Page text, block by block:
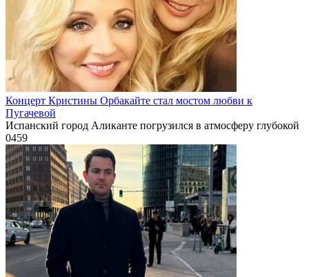
Концерт Кристины Орбакайте стал мостом любви к
Пугачевой
Испанский город Аликанте погрузился в атмосферу глубокой
0459